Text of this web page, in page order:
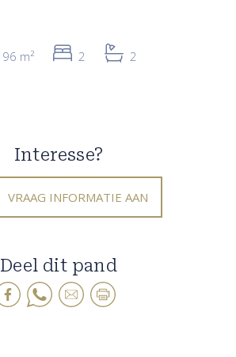
96 m² 2 2
Interesse?
VRAAG INFORMATIE AAN
Deel dit pand